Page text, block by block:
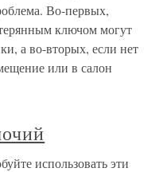
Во-первых,
ключом могут
а во-вторых, если нет
или в салон
использовать эти